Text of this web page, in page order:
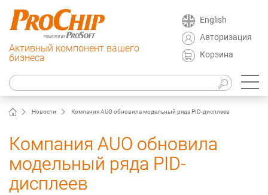
Активный компонент вашего
бизнеса
English
Авторизация
Корзина
Новости Компания AUO обновила модельный ряда PID-дисплеев
Компания AUO обновила
модельный ряда PID-
дисплеев